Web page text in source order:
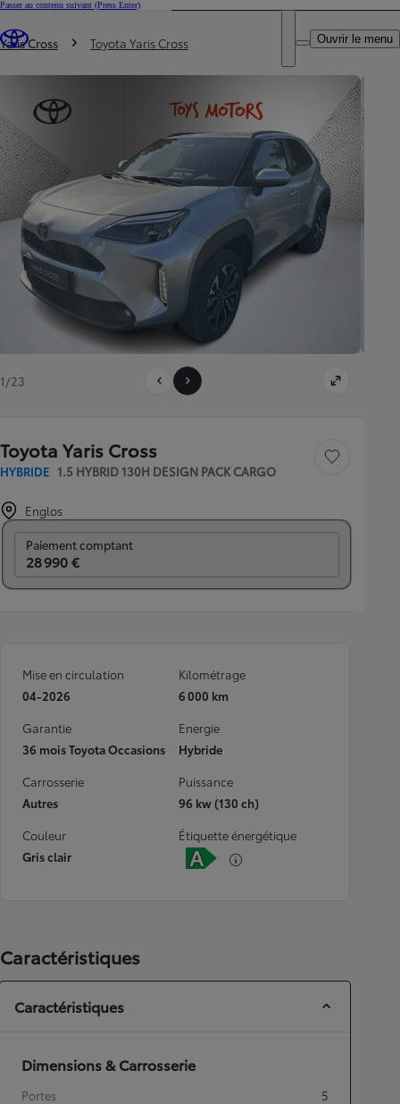
Passer au contenu suivant (Press Enter)
Trouvez un partenaire Toyota
DEALER NAME
Ouvrir le menu
Vous êtes ici
Yaris Cross Toyota Yaris Cross
1/23
Toyota Yaris Cross
HYBRIDE 1.5 HYBRID 130H DESIGN PACK CARGO
Sauvegarder le
Englos
Paiement comptant
28 990 €
Mise en circulation
04-2026
Kilométrage
6 000 km
Garantie
36 mois Toyota Occasions
Energie
Hybride
Carrosserie
Autres
Puissance
96 kw (130 ch)
Couleur
Gris clair
Étiquette énergétique
Caractéristiques
Caractéristiques
Dimensions & Carrosserie
Portes
5